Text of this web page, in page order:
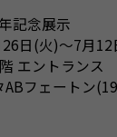
記念展示
26日(火)～7月
エントランス
ABフェートン